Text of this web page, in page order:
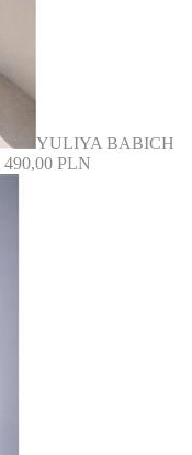
YULIYA BABICH
490,00 PLN